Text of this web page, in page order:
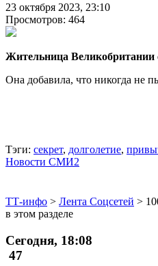
23 октября 2023, 23:10
Просмотров: 464
Жительница Великобритании
Она добавила, что никогда не
Тэги: секрет, долголетие,
Новости СМИ2
ТТ-инфо > Лента Соцсетей >
в этом разделе
Сегодня, 18:08
47